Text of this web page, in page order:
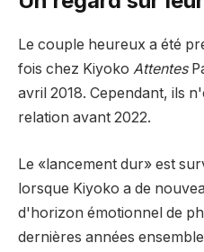
Le couple heureux a été
fois chez Kiyoko Attentes
avril 2018. Cependant, ils
relation avant 2022.
Le «lancement dur» est
lorsque Kiyoko a de
d'horizon émotionnel de
dernières années